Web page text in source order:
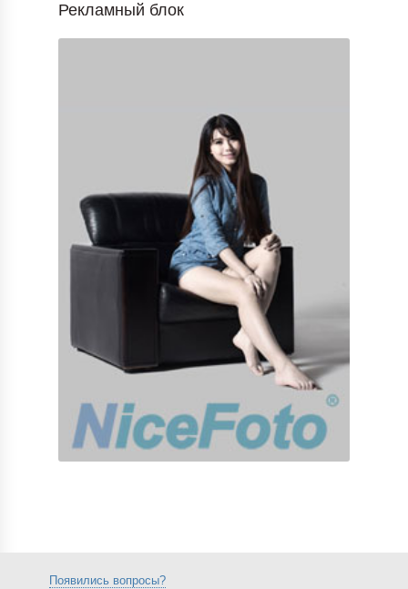
Рекламный блок
Появились вопросы?